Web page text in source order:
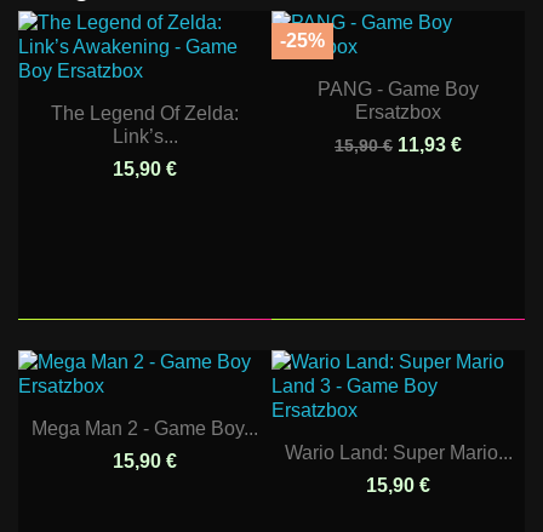
The Legend Of Zelda:
Link’s...
15,90 €
PANG - Game Boy
Ersatzbox
15,90 € 11,93 €
-25%
Mega Man 2 - Game Boy...
15,90 €
Wario Land: Super Mario...
15,90 €